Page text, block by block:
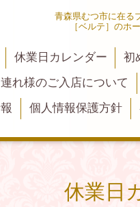
青森県むつ市に在る
［ベルテ］のホ
休業日カレンダー 初
れ様のご入店について
個人情報保護方針
休業日